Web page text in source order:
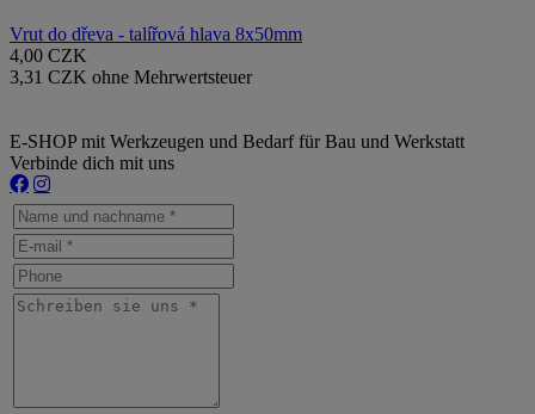
Vrut do dřeva - talířová hlava 8x50mm
4,00 CZK
3,31 CZK ohne Mehrwertsteuer
E-SHOP mit Werkzeugen und Bedarf für Bau und Werkstatt
Verbinde dich mit uns